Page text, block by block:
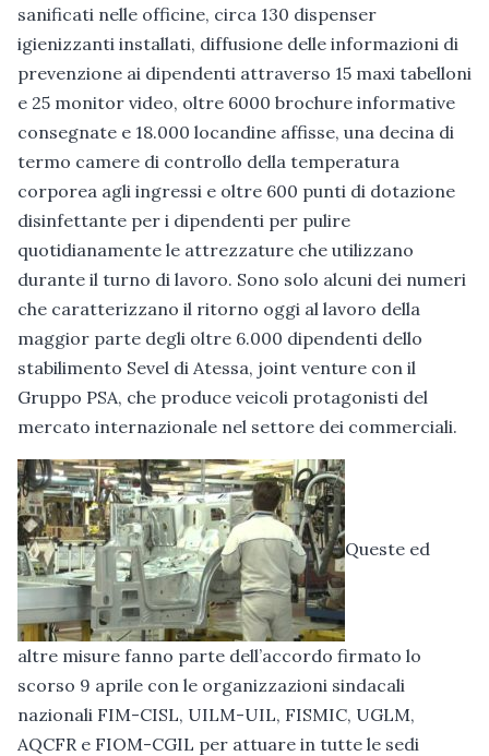
sanificati nelle officine, circa 130 dispenser
igienizzanti installati, diffusione delle informazioni di
prevenzione ai dipendenti attraverso 15 maxi tabelloni
e 25 monitor video, oltre 6000 brochure informative
consegnate e 18.000 locandine affisse, una decina di
termo camere di controllo della temperatura
corporea agli ingressi e oltre 600 punti di dotazione
disinfettante per i dipendenti per pulire
quotidianamente le attrezzature che utilizzano
durante il turno di lavoro. Sono solo alcuni dei numeri
che caratterizzano il ritorno oggi al lavoro della
maggior parte degli oltre 6.000 dipendenti dello
stabilimento Sevel di Atessa, joint venture con il
Gruppo PSA, che produce veicoli protagonisti del
mercato internazionale nel settore dei commerciali.
Queste ed
altre misure fanno parte dell’accordo firmato lo
scorso 9 aprile con le organizzazioni sindacali
nazionali FIM-CISL, UILM-UIL, FISMIC, UGLM,
AQCFR e FIOM-CGIL per attuare in tutte le sedi